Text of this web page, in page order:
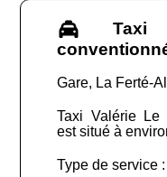
Taxi
Gare, La Ferté-
Taxi Valérie Le
est situé à
Type de service :